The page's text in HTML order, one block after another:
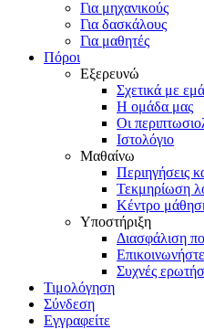
Για μηχανικούς
Για δασκάλους
Για μαθητές
Πόροι
Εξερευνώ
Σχετικά με
Η ομάδα μας
Οι
Ιστολόγιο
Μαθαίνω
Περιηγήσεις
Τεκμηρίωση
Κέντρο
Υποστήριξη
Διασφάλιση
Συχνές
Τιμολόγηση
Σύνδεση
Εγγραφείτε